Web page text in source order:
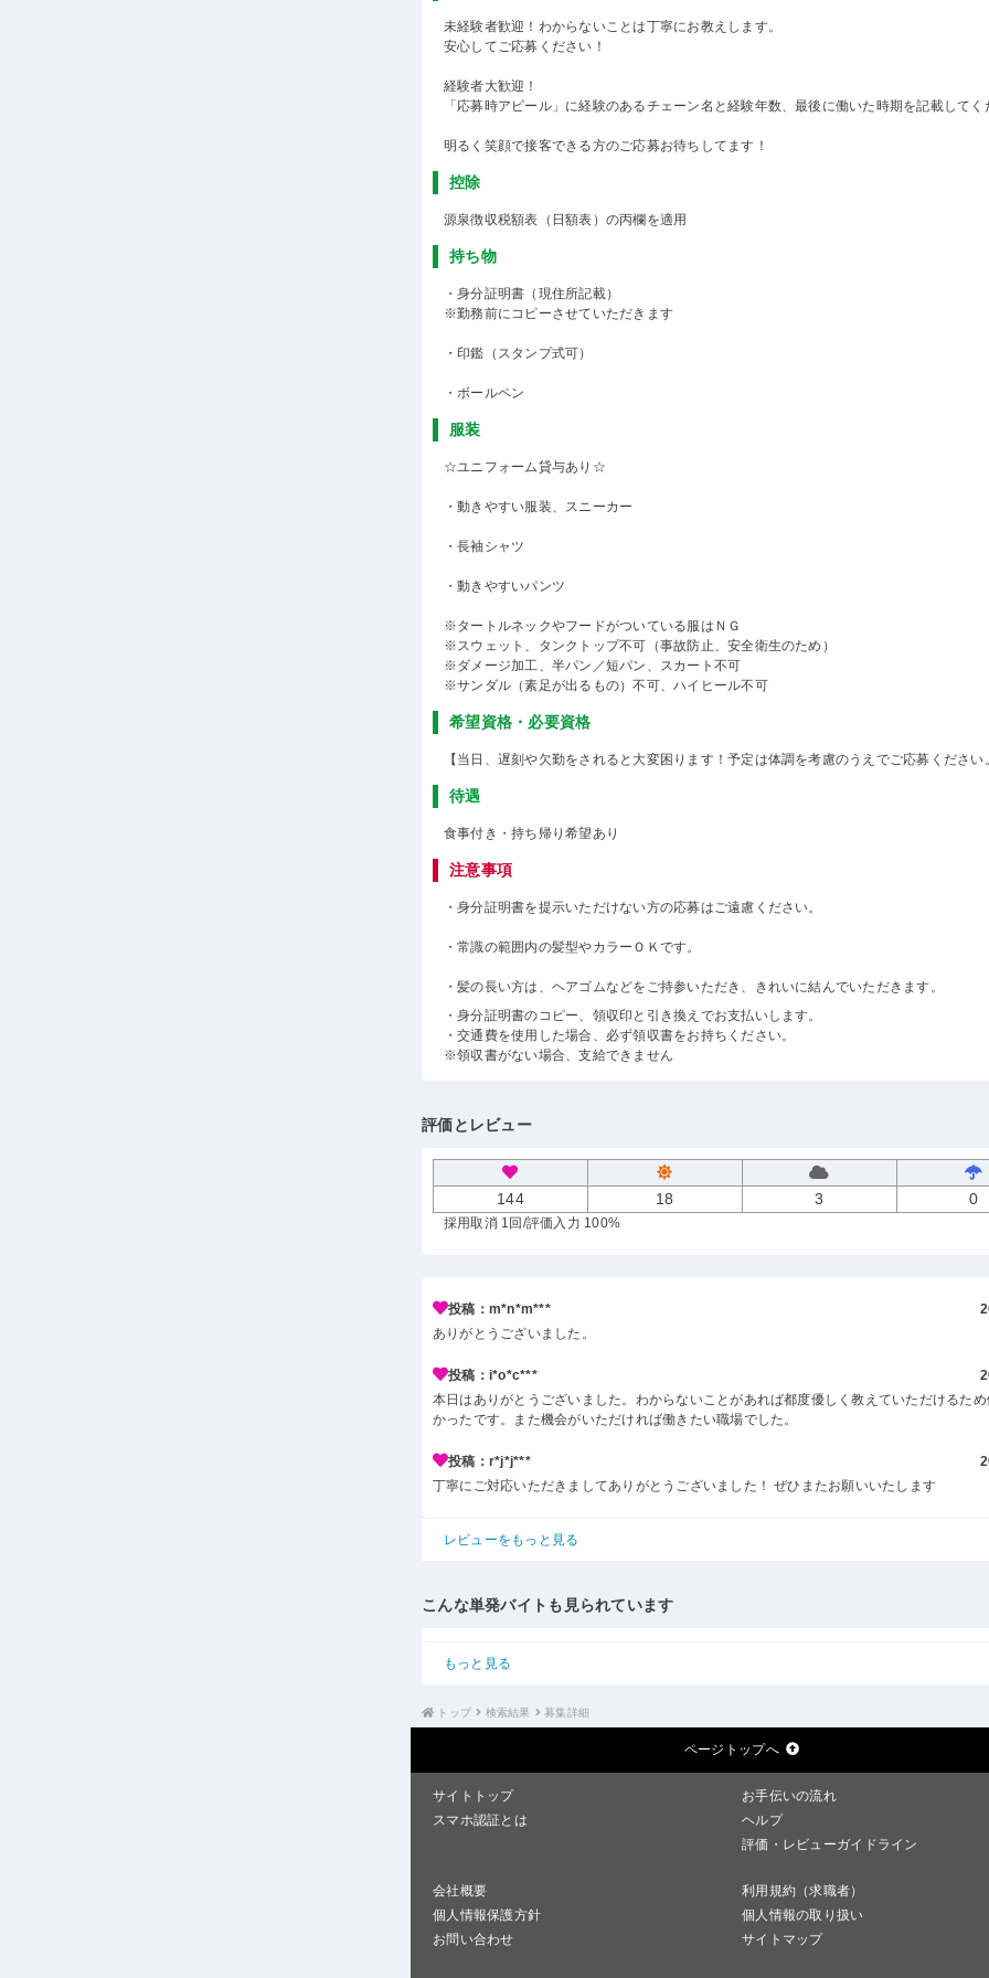
未経験者歓迎！わからないことは丁寧にお教えします。
安心してご応募ください！
経験者大歓迎！
「応募時アピール」に経験のあるチェーン名と経験年数、最後に働いた時期を記載してく
明るく笑顔で接客できる方のご応募お待ちしてます！
控除
源泉徴収税額表（日額表）の丙欄を適用
持ち物
・身分証明書（現住所記載）
※勤務前にコピーさせていただきます
・印鑑（スタンプ式可）
・ボールペン
服装
☆ユニフォーム貸与あり☆
・動きやすい服装、スニーカー
・長袖シャツ
・動きやすいパンツ
※タートルネックやフードがついている服はＮＧ
※スウェット、タンクトップ不可（事故防止、安全衛生のため）
※ダメージ加工、半パン／短パン、スカート不可
※サンダル（素足が出るもの）不可、ハイヒール不可
希望資格・必要資格
【当日、遅刻や欠勤をされると大変困ります！予定は体調を考慮のうえでご応募ください
待遇
食事付き・持ち帰り希望あり
注意事項
・身分証明書を提示いただけない方の応募はご遠慮ください。
・常識の範囲内の髪型やカラーＯＫです。
・髪の長い方は、ヘアゴムなどをご持参いただき、きれいに結んでいただきます。
・身分証明書のコピー、領収印と引き換えでお支払いします。
・交通費を使用した場合、必ず領収書をお持ちください。
※領収書がない場合、支給できません
評価とレビュー
144 18 3 0
採用取消 1回 /評価入力 100%
投稿：m*n*m***
ありがとうございました。
投稿：i*o*c***
本日はありがとうございました。わからないことがあれば都度優しく教えていただけるた
かったです。また機会がいただければ働きたい職場でした。
投稿：r*j*j***
丁寧にご対応いただきましてありがとうございました！ ぜひまたお願いいたします
レビューをもっと見る
こんな単発バイトも見られています
もっと見る
トップ 検索結果 募集詳細
ページトップへ
サイトトップ
お手伝いの流れ
スマホ認証とは
ヘルプ
評価・レビューガイドライン
会社概要
利用規約（求職者）
個人情報保護方針
個人情報の取り扱い
お問い合わせ
サイトマップ